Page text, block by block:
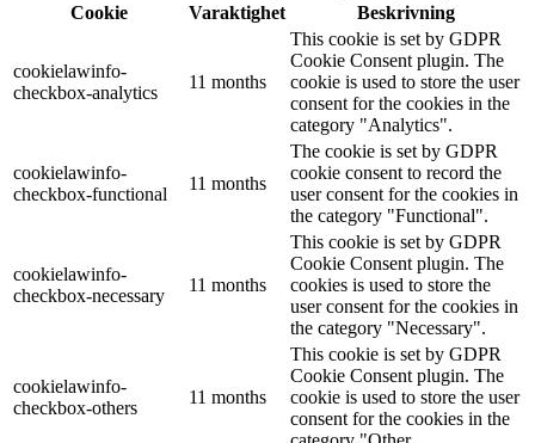
Cookie
Varaktighet Beskrivning
cookielawinfo-
checkbox-analytics
11 months
This cookie is set by GDPR
Cookie Consent plugin. The
cookie is used to store the user
consent for the cookies in the
category "Analytics".
cookielawinfo-
checkbox-functional
11 months
The cookie is set by GDPR
cookie consent to record the
user consent for the cookies in
the category "Functional".
cookielawinfo-
checkbox-necessary
11 months
This cookie is set by GDPR
Cookie Consent plugin. The
cookies is used to store the
user consent for the cookies in
the category "Necessary".
cookielawinfo-
checkbox-others
11 months
This cookie is set by GDPR
Cookie Consent plugin. The
cookie is used to store the user
consent for the cookies in the